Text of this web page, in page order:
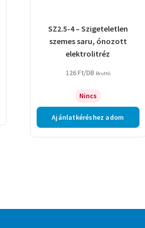
SZ2.5-4 – Szigeteletlen
szemes saru, ónozott
elektrolitréz
126Ft/DB Bruttó
Nincs
Ajánlatkéréshez adom